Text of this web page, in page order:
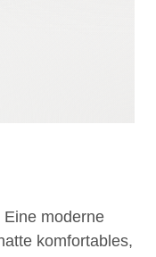
moderne
komfortables,